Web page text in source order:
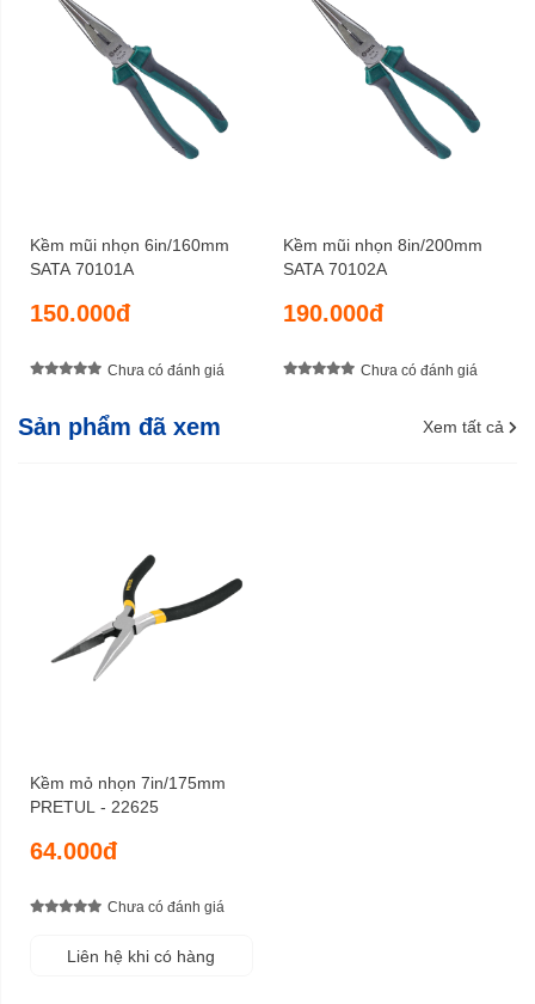
Kềm mũi nhọn 6in/160mm
SATA 70101A
150.000đ
Chưa có đánh giá
Kềm mũi nhọn 8in/200mm
SATA 70102A
190.000đ
Chưa có đánh giá
Sản phẩm đã xem Xem tất cả
Kềm mỏ nhọn 7in/175mm
PRETUL - 22625
64.000đ
Chưa có đánh giá
Liên hệ khi có hàng